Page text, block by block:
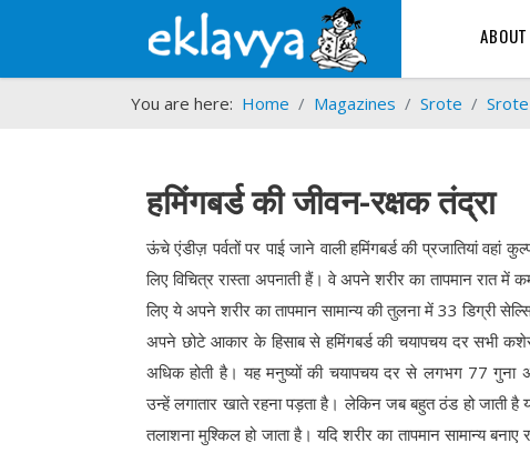
You are here: Home Magazines Srote
हमिंगबर्ड की जीवन-रक्षक तंद्रा
ऊंचे एंडीज़ पर्वतों पर पाई जाने वाली हमिंगबर्ड की प्रजातियां
लिए विचित्र रास्ता अपनाती हैं। वे अपने शरीर का तापमान रात
लिए ये अपने शरीर का तापमान सामान्य की तुलना में 33 डिग्री
अपने छोटे आकार के हिसाब से हमिंगबर्ड की चयापचय दर सभी
अधिक होती है। यह मनुष्यों की चयापचय दर से लगभग 77 गुना
उन्हें लगातार खाते रहना पड़ता है। लेकिन जब बहुत ठंड हो जाती है
तलाशना मुश्किल हो जाता है। यदि शरीर का तापमान सामान्य